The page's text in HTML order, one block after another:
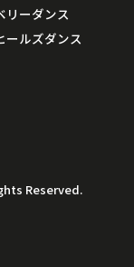
リーダンス
ールズダンス
Reserved.